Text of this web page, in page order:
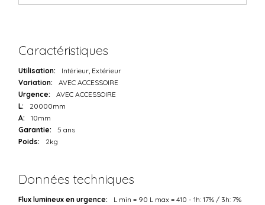
Caractéristiques
Utilisation:
Intérieur, Extérieur
Variation:
AVEC ACCESSOIRE
Urgence:
AVEC ACCESSOIRE
L:
20000mm
A:
10mm
Garantie:
5 ans
Poids:
2kg
Données techniques
Flux lumineux en urgence:
L min = 90 L max = 410 - 1h: 17% / 3h: 7%